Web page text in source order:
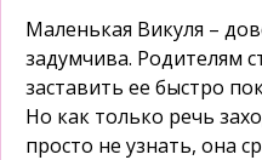
Маленькая Викуля –
задумчива. Родителям
заставить ее быстро
Но как только речь
просто не узнать, она